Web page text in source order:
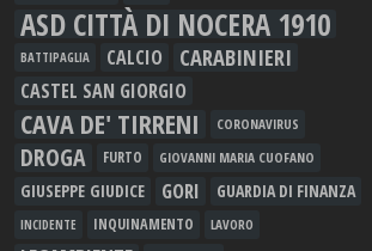
ASD CITTÀ DI NOCERA 1910
BATTIPAGLIA CALCIO CARABINIERI
CASTEL SAN GIORGIO
CAVA DE' TIRRENI CORONAVIRUS
DROGA FURTO GIOVANNI MARIA CUOFANO
GIUSEPPE GIUDICE GORI GUARDIA DI FINANZA
INCIDENTE INQUINAMENTO LAVORO